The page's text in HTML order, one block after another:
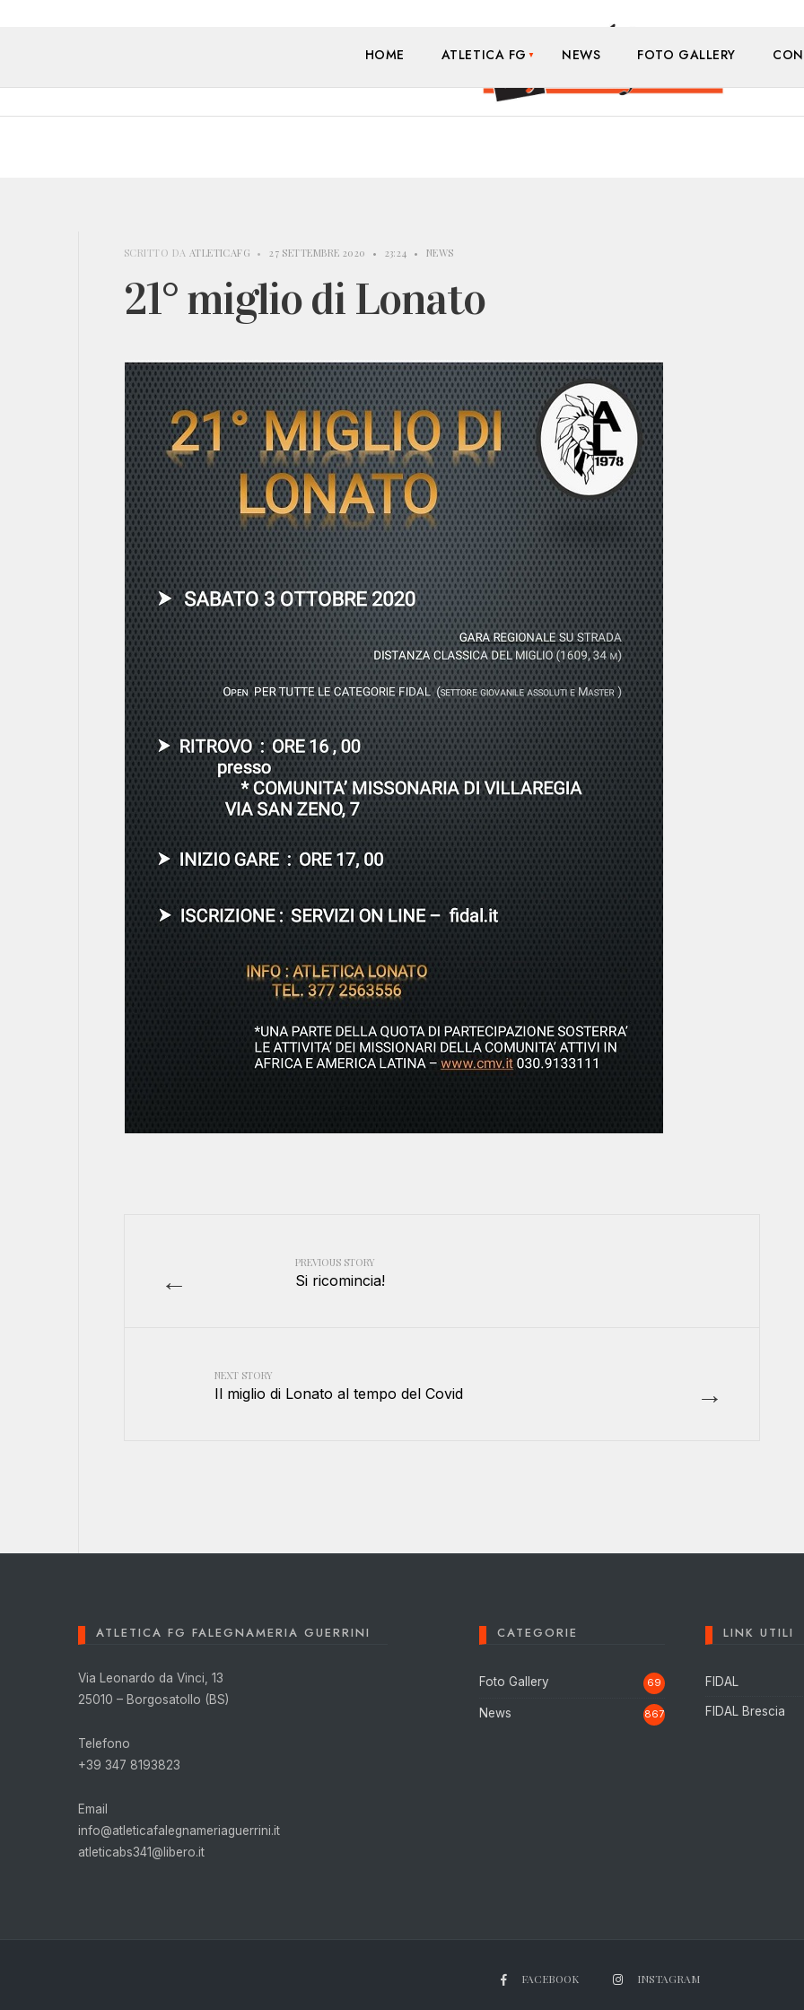
HOME ATLETICA FG NEWS FOTO GALLERY
SCRITTO DA ATLETICAFG • 27 SETTEMBRE 2020 • 23:24 • NEWS
21° miglio di Lonato
←
PREVIOUS STORY
Si ricomincia!
→
NEXT STORY
Il miglio di Lonato al tempo del Covid
ATLETICA FG FALEGNAMERIA GUERRINI
Via Leonardo da Vinci, 13
25010 – Borgosatollo (BS)
Telefono
+39 347 8193823
Email
info@atleticafalegnameriaguerrini.it
atleticabs341@libero.it
CATEGORIE
Foto Gallery 69
News 867
LINK UTILI
FIDAL
FIDAL Brescia
FACEBOOK INSTAGRAM